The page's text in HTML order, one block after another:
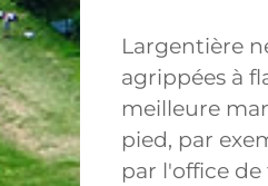
Largentière
agrippées à
meilleure
pied, par
par l'office